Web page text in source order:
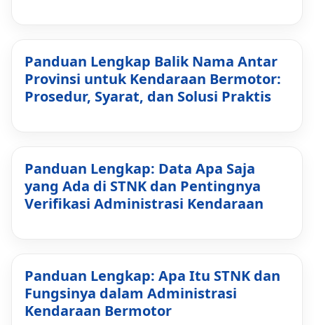
Panduan Lengkap Balik Nama Antar
Provinsi untuk Kendaraan Bermotor:
Prosedur, Syarat, dan Solusi Praktis
Panduan Lengkap: Data Apa Saja
yang Ada di STNK dan Pentingnya
Verifikasi Administrasi Kendaraan
Panduan Lengkap: Apa Itu STNK dan
Fungsinya dalam Administrasi
Kendaraan Bermotor